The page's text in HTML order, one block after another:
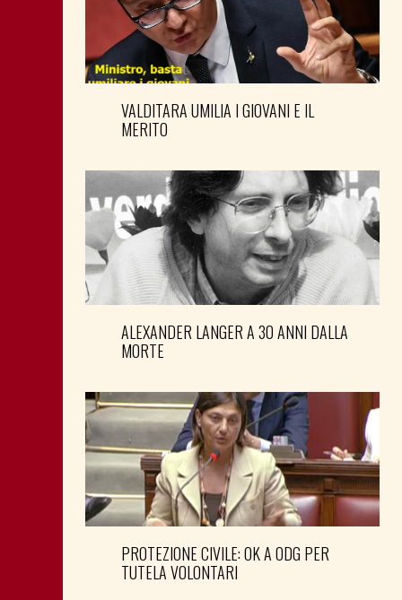
VALDITARA UMILIA I GIOVANI E IL
MERITO
ALEXANDER LANGER A 30 ANNI DALLA
MORTE
PROTEZIONE CIVILE: OK A ODG PER
TUTELA VOLONTARI